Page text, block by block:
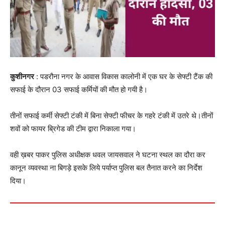
कुशीनगर: पडरौना नगर के आवास विकास कालोनी में एक घर के सेफ्टी टैंक की
सफाई के दौरान 03 सफाई कर्मियों की मौत हो गयी है।
तीनों सफाई कर्मी सेफ्टी टंकी में बिना सेफ्टी फीचर के गहरे टंकी में उतरे थे।तीनों
शवों को फायर ब्रिगेड की टीम द्वारा निकाला गया।
वही ख़बर पाकर पुलिस अधीक्षक धवल जायसवाल ने घटना स्थल का दौरा कर
कानून व्यवस्था ना बिगड़े इसके लिये पर्याप्त पुलिस बल तैनात करने का निर्देश
दिया।